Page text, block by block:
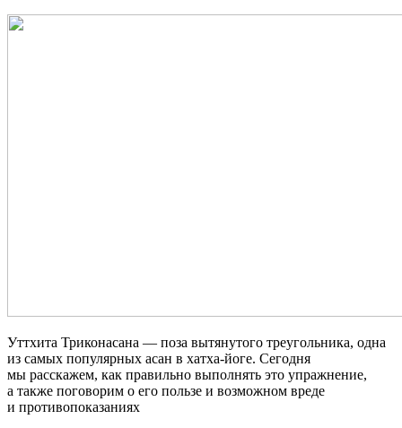
Уттхита Триконасана — поза вытянутого треугольника, одна
из самых популярных асан в хатха-йоге. Сегодня
мы расскажем, как правильно выполнять это упражнение,
а также поговорим о его пользе и возможном вреде
и противопоказаниях